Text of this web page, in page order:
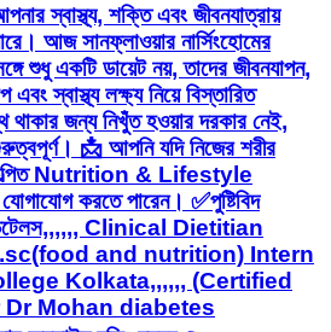
স্বাস্থ্য, শক্তি এবং জীবনযাত্রায়
আজ সানফ্লাওয়ার নার্সিংহোমের
শুধু একটি ডায়েট নয়, তাদের জীবনযাপন,
স্বাস্থ্য লক্ষ্য নিয়ে বিস্তারিত
জন্য নিখুঁত হওয়ার দরকার নেই,
📩 আপনি যদি নিজের শরীর
Nutrition & Lifestyle
করতে পারেন। ✅পুষ্টিবিদ
ডিটেলস,,,,,, Clinical Dietitian
and nutrition) Intern
Kolkata,,,,,, (Certified
Mohan diabetes